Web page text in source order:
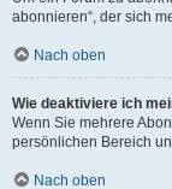
abonnieren“, der sich
Nach oben
Wie deaktiviere ich
Wenn Sie mehrere
persönlichen Bereich
Nach oben